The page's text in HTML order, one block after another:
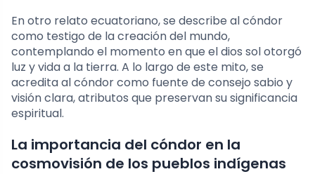
En otro relato ecuatoriano, se describe al cóndor
como testigo de la creación del mundo,
contemplando el momento en que el dios sol otorgó
luz y vida a la tierra. A lo largo de este mito, se
acredita al cóndor como fuente de consejo sabio y
visión clara, atributos que preservan su significancia
espiritual.
La importancia del cóndor en la
cosmovisión de los pueblos indígenas